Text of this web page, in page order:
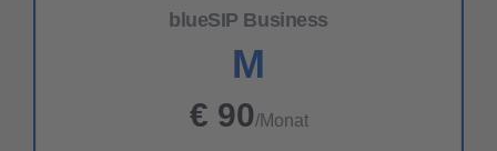
blueSIP Business
M
€ 90/Monat